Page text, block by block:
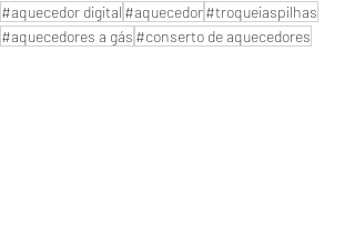
#aquecedor digital #aquecedor#troqueiaspilhas
#aquecedores a gás #conserto de aquecedores